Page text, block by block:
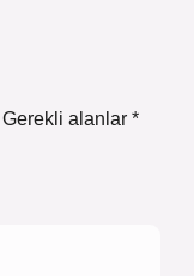
Gerekli alanlar *